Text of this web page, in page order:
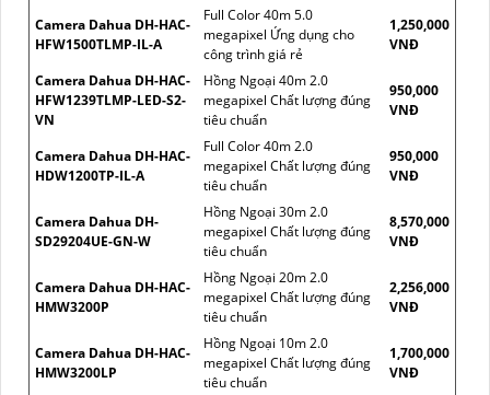
Camera Dahua DH-HAC-
HFW1500TLMP-IL-A
Full Color 40m 5.0
megapixel Ứng dụng cho
công trình giá rẻ
1,250,000
VNĐ
Camera Dahua DH-HAC-
HFW1239TLMP-LED-S2-
VN
Hồng Ngoại 40m 2.0
megapixel Chất lượng đúng
tiêu chuẩn
950,000
VNĐ
Camera Dahua DH-HAC-
HDW1200TP-IL-A
Full Color 40m 2.0
megapixel Chất lượng đúng
tiêu chuẩn
950,000
VNĐ
Camera Dahua DH-
SD29204UE-GN-W
Hồng Ngoại 30m 2.0
megapixel Chất lượng đúng
tiêu chuẩn
8,570,000
VNĐ
Camera Dahua DH-HAC-
HMW3200P
Hồng Ngoại 20m 2.0
megapixel Chất lượng đúng
tiêu chuẩn
2,256,000
VNĐ
Camera Dahua DH-HAC-
HMW3200LP
Hồng Ngoại 10m 2.0
megapixel Chất lượng đúng
tiêu chuẩn
1,700,000
VNĐ